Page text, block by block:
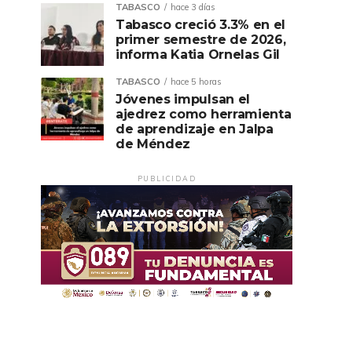
TABASCO hace 3 días
Tabasco creció 3.3% en el
primer semestre de 2026,
informa Katia Ornelas Gil
TABASCO hace 5 horas
Jóvenes impulsan el
ajedrez como herramienta
de aprendizaje en Jalpa
de Méndez
PUBLICIDAD